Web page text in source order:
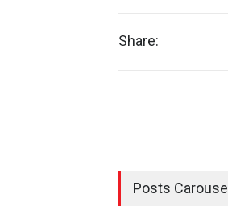
Share:
Posts Carousel